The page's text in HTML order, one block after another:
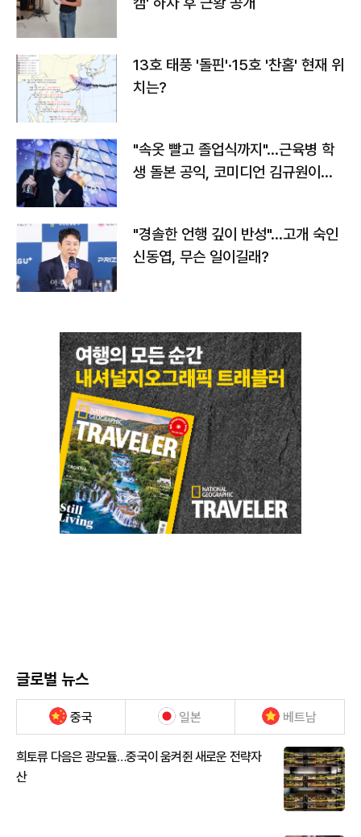
13호 태풍 '돌핀'·15호 '찬홈' 현재 위
치는?
"속옷 빨고 졸업식까지"…근육병 학
생 돌본 공익, 코미디언 김규원이었
"경솔한 언행 깊이 반성"…고개 숙인
신동엽, 무슨 일이길래?
글로벌 뉴스
중국 일본 베트남
희토류 다음은 광모듈…중국이 움켜쥔 새로운 전략자
산